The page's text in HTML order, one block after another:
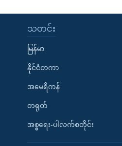
သို့
သတင်း
မြန်မာ
နိုင်ငံတကာ
အမေရိကန်
တရုတ်
အစ္စရေး-ပါလက်စတိုင်း